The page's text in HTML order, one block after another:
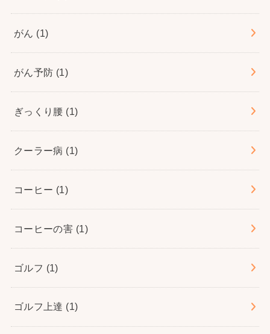
がん (1)
がん予防 (1)
ぎっくり腰 (1)
クーラー病 (1)
コーヒー (1)
コーヒーの害 (1)
ゴルフ (1)
ゴルフ上達 (1)